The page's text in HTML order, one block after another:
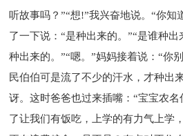
听故事吗？”“想!”我兴奋地说。“你知
了一下说：“是种出来的。”“是谁种
种出来的。”“嗯。”妈妈接着说：“你
民伯伯可是流了不少的汗水，才种出
讶。这时爸爸也过来插嘴：“宝宝农
了让我们有饭吃，上学的有力气上学